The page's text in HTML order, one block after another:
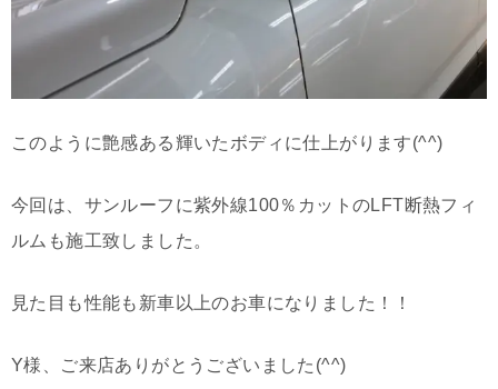
このように艶感ある輝いたボディに仕上がります(^^)
今回は、サンルーフに紫外線100％カットのLFT断熱フィ
ルムも施工致しました。
見た目も性能も新車以上のお車になりました！！
Y様、ご来店ありがとうございました(^^)